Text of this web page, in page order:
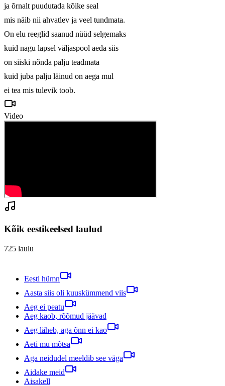
ja õrnalt puudutada kõike seal
mis näib nii ahvatlev ja veel tundmata.
On elu reeglid saanud nüüd selgemaks
kuid nagu lapsel väljaspool aeda siis
on siiski nõnda palju teadmata
kuid juba palju läinud on aega mul
ei tea mis tulevik toob.
Video
Kõik eestikeelsed laulud
725 laulu
Eesti hümn
Aasta siis oli kuuskümmend viis
Aeg ei peatu
Aeg kaob, rõõmud jäävad
Aeg läheb, aga õnn ei kao
Aeti mu mõtsa
Aga neidudel meeldib see väga
Aidake meid
Aisakell